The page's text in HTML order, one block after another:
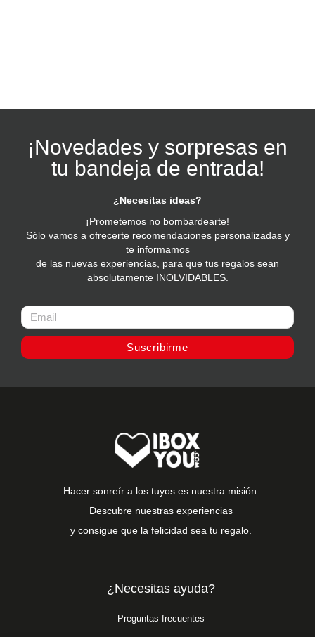
¡Novedades y sorpresas en
tu bandeja de entrada!
¿Necesitas ideas?
¡Prometemos no bombardearte!
Sólo vamos a ofrecerte recomendaciones personalizadas y
te informamos
de las nuevas experiencias, para que tus regalos sean
absolutamente INOLVIDABLES.
Suscribirme
Hacer sonreír a los tuyos es nuestra misión.
Descubre nuestras experiencias
y consigue que la felicidad sea tu regalo.
¿Necesitas ayuda?
Preguntas frecuentes